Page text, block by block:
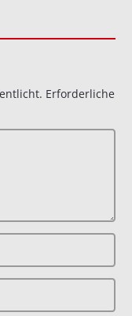
Erforderliche